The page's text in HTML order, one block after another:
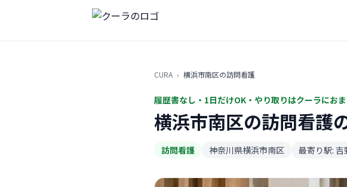
CURA › 横浜市南区の訪問看護
履歴書なし・1日だけOK・やり取りはクーラにお
横浜市南区の訪問看護
訪問看護 神奈川県横浜市南区 最寄り駅: 吉